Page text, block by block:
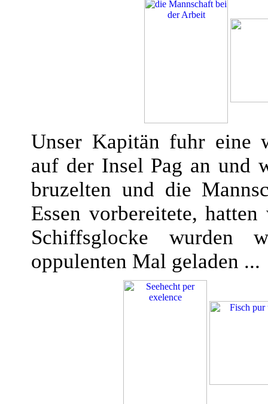
Unser Kapitän fuhr eine
auf der Insel Pag an und
bruzelten und die
Essen vorbereitete,
Schiffsglocke wurden
oppulenten Mal geladen ...